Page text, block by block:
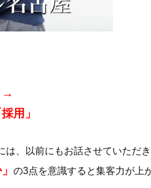
→
用」
、以前にもお話させていただき
の3点を意識すると集客力が上